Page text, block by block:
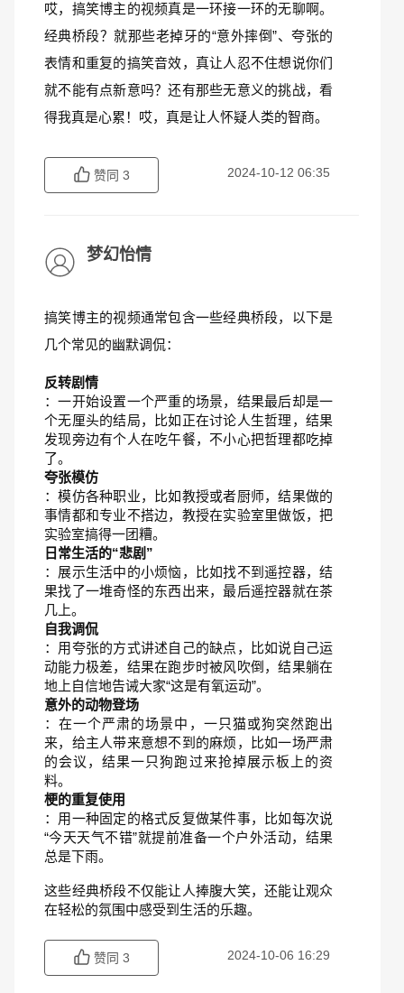
哎，搞笑博主的视频真是一环接一环的无聊啊。
经典桥段？就那些老掉牙的“意外摔倒”、夸张的
表情和重复的搞笑音效，真让人忍不住想说你们
就不能有点新意吗？还有那些无意义的挑战，看
得我真是心累！哎，真是让人怀疑人类的智商。
赞同 3 2024-10-12 06:35
梦幻怡情
搞笑博主的视频通常包含一些经典桥段，以下是
几个常见的幽默调侃：
反转剧情
：一开始设置一个严重的场景，结果最后却是一
个无厘头的结局，比如正在讨论人生哲理，结果
发现旁边有个人在吃午餐，不小心把哲理都吃掉
了。
夸张模仿
：模仿各种职业，比如教授或者厨师，结果做的
事情都和专业不搭边，教授在实验室里做饭，把
实验室搞得一团糟。
日常生活的“悲剧”
：展示生活中的小烦恼，比如找不到遥控器，结
果找了一堆奇怪的东西出来，最后遥控器就在茶
几上。
自我调侃
：用夸张的方式讲述自己的缺点，比如说自己运
动能力极差，结果在跑步时被风吹倒，结果躺在
地上自信地告诫大家“这是有氧运动”。
意外的动物登场
：在一个严肃的场景中，一只猫或狗突然跑出
来，给主人带来意想不到的麻烦，比如一场严肃
的会议，结果一只狗跑过来抢掉展示板上的资
料。
梗的重复使用
：用一种固定的格式反复做某件事，比如每次说
“今天天气不错”就提前准备一个户外活动，结果
总是下雨。
这些经典桥段不仅能让人捧腹大笑，还能让观众
在轻松的氛围中感受到生活的乐趣。
赞同 3 2024-10-06 16:29